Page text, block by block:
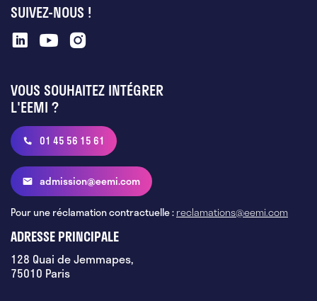
SUIVEZ-NOUS !
VOUS SOUHAITEZ INTÉGRER
L'EEMI ?
01 45 56 15 61
admission@eemi.com
Pour une réclamation contractuelle :reclamations@eemi.com
ADRESSE PRINCIPALE
128 Quai de Jemmapes,
75010 Paris